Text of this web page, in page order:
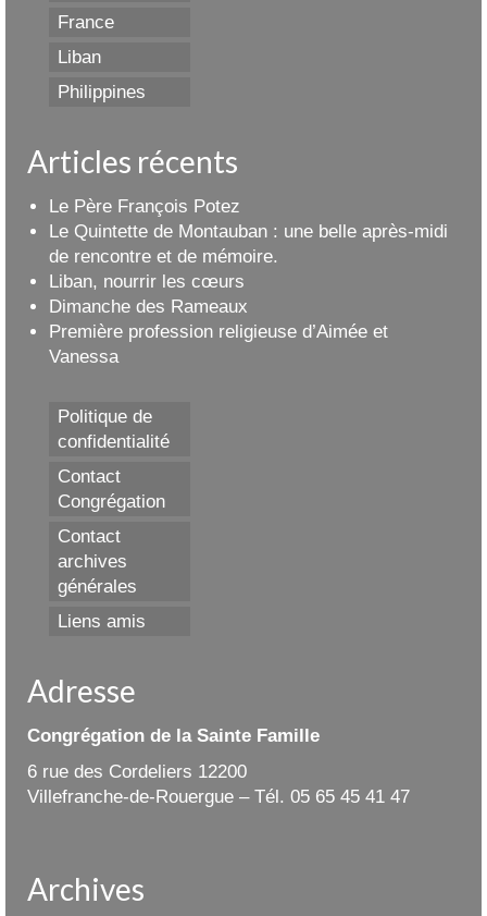
France
Liban
Philippines
Articles récents
Le Père François Potez
Le Quintette de Montauban : une belle après-midi
de rencontre et de mémoire.
Liban, nourrir les cœurs
Dimanche des Rameaux
Première profession religieuse d’Aimée et
Vanessa
Politique de
confidentialité
Contact
Congrégation
Contact
archives
générales
Liens amis
Adresse
Congrégation de la Sainte Famille
6 rue des Cordeliers 12200
Villefranche-de-Rouergue – Tél. 05 65 45 41 47
Archives